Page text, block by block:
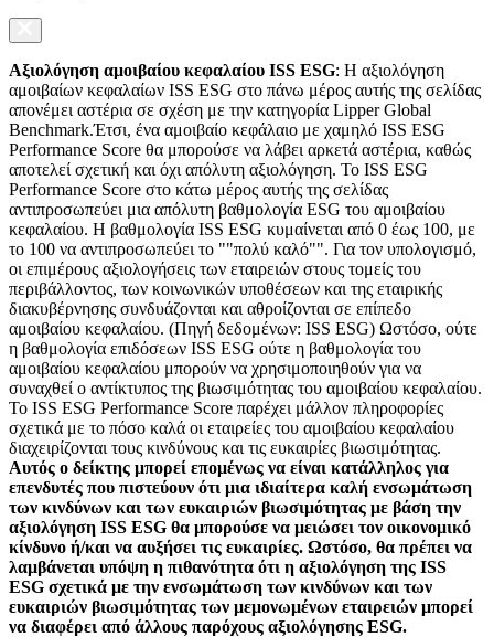
Αξιολόγηση αμοιβαίου κεφαλαίου ISS ESG: Η αξιολόγηση
αμοιβαίων κεφαλαίων ISS ESG στο πάνω μέρος αυτής της σελίδας
απονέμει αστέρια σε σχέση με την κατηγορία Lipper Global
Benchmark.Έτσι, ένα αμοιβαίο κεφάλαιο με χαμηλό ISS ESG
Performance Score θα μπορούσε να λάβει αρκετά αστέρια, καθώς
αποτελεί σχετική και όχι απόλυτη αξιολόγηση. Το ISS ESG
Performance Score στο κάτω μέρος αυτής της σελίδας
αντιπροσωπεύει μια απόλυτη βαθμολογία ESG του αμοιβαίου
κεφαλαίου. Η βαθμολογία ISS ESG κυμαίνεται από 0 έως 100, με
το 100 να αντιπροσωπεύει το ""πολύ καλό"". Για τον υπολογισμό,
οι επιμέρους αξιολογήσεις των εταιρειών στους τομείς του
περιβάλλοντος, των κοινωνικών υποθέσεων και της εταιρικής
διακυβέρνησης συνδυάζονται και αθροίζονται σε επίπεδο
αμοιβαίου κεφαλαίου. (Πηγή δεδομένων: ISS ESG) Ωστόσο, ούτε
η βαθμολογία επιδόσεων ISS ESG ούτε η βαθμολογία του
αμοιβαίου κεφαλαίου μπορούν να χρησιμοποιηθούν για να
συναχθεί ο αντίκτυπος της βιωσιμότητας του αμοιβαίου κεφαλαίου.
Το ISS ESG Performance Score παρέχει μάλλον πληροφορίες
σχετικά με το πόσο καλά οι εταιρείες του αμοιβαίου κεφαλαίου
διαχειρίζονται τους κινδύνους και τις ευκαιρίες βιωσιμότητας.
Αυτός ο δείκτης μπορεί επομένως να είναι κατάλληλος για
επενδυτές που πιστεύουν ότι μια ιδιαίτερα καλή ενσωμάτωση
των κινδύνων και των ευκαιριών βιωσιμότητας με βάση την
αξιολόγηση ISS ESG θα μπορούσε να μειώσει τον οικονομικό
κίνδυνο ή/και να αυξήσει τις ευκαιρίες. Ωστόσο, θα πρέπει να
λαμβάνεται υπόψη η πιθανότητα ότι η αξιολόγηση της ISS
ESG σχετικά με την ενσωμάτωση των κινδύνων και των
ευκαιριών βιωσιμότητας των μεμονωμένων εταιρειών μπορεί
να διαφέρει από άλλους παρόχους αξιολόγησης ESG.